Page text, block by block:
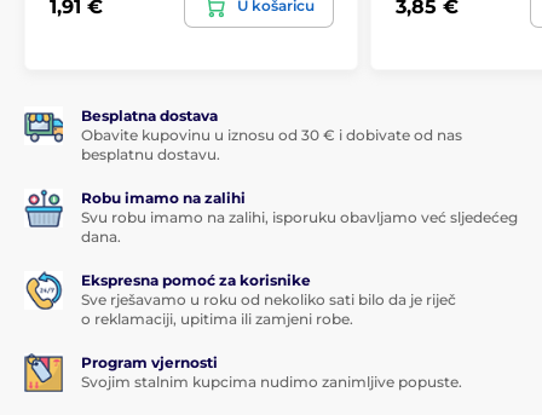
1,91 € U košaricu 3,85 €
Besplatna dostava
Obavite kupovinu u iznosu od 30 € i dobivate od nas
besplatnu dostavu.
Robu imamo na zalihi
Svu robu imamo na zalihi, isporuku obavljamo već sljedećeg
dana.
Ekspresna pomoć za korisnike
Sve rješavamo u roku od nekoliko sati bilo da je riječ
o reklamaciji, upitima ili zamjeni robe.
Program vjernosti
Svojim stalnim kupcima nudimo zanimljive popuste.